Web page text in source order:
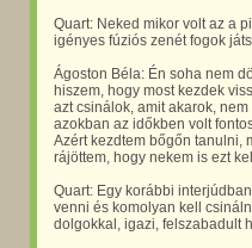
Quart: Neked mikor volt az a
igényes fúziós zenét fogok
Ágoston Béla: Én soha nem
hiszem, hogy most kezdek
azt csinálok, amit akarok,
azokban az időkben volt
Azért kezdtem bőgőn tanulni,
rájöttem, hogy nekem is ezt
Quart: Egy korábbi
venni és komolyan kell
dolgokkal, igazi, felszabadult